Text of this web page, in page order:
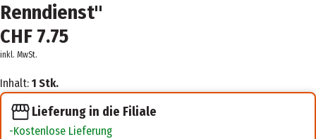
Renndienst"
CHF 7.75
inkl. MwSt.
Inhalt: 1 Stk.
Lieferung in die Filiale
Kostenlose Lieferung